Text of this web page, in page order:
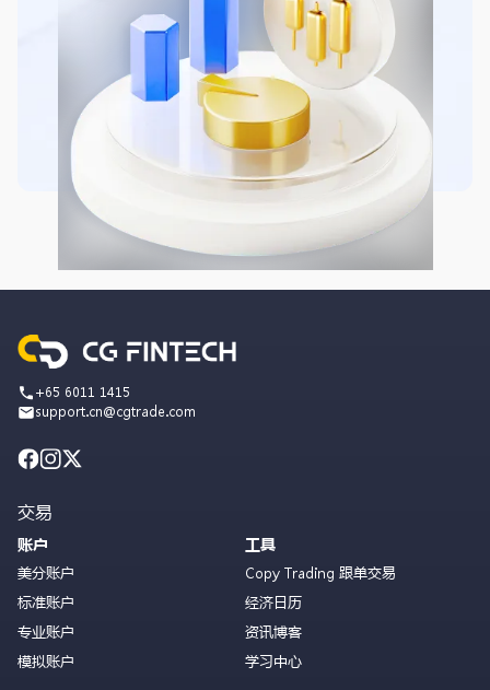
+65 6011 1415
support.cn@cgtrade.com
交易
账户
美分账户
标准账户
专业账户
模拟账户
工具
Copy Trading 跟单交易
经济日历
资讯博客
学习中心